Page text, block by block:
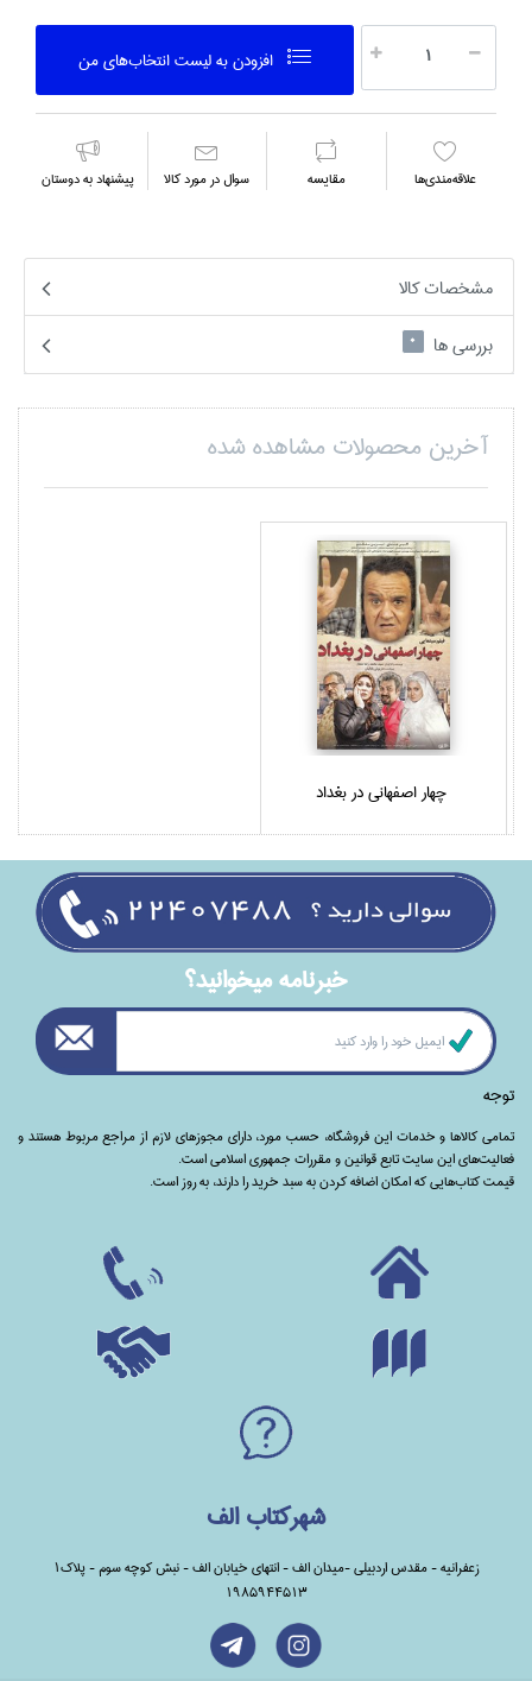
افزودن به ليست انتخاب‌هاي من
علاقه‌مندي‌ها مقايسه سوال در مورد كالا پیشنهاد به دوستان
مشخصات کالا
بررسی ها
0
آخرین محصولات مشاهده شده
چهار اصفهاني در بغداد
خبرنامه ميخوانيد؟
توجه
تمامی‌ کالاها و خدمات این فروشگاه، حسب مورد،‌ دارای مجوزهای لازم از مراجع مربوط هستند ‌و‌‌
فعالیت‌های این سایت تابع قوانین و مقررات جمهوری اسلامی است.
قیمت کتاب‌هایی که امکان اضافه کردن به سبد خرید را دارند،‌ به روز است.
شهرکتاب الف
زعفرانیه - مقدس اردبیلی -میدان الف - انتهای خیابان الف - نبش کوچه سوم - پلاک1
1985944513